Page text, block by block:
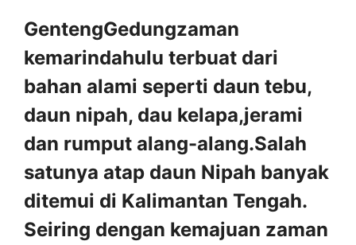
GentengGedungzaman
kemarindahulu terbuat dari
bahan alami seperti daun tebu,
daun nipah, dau kelapa,jerami
dan rumput alang-alang.Salah
satunya atap daun Nipah banyak
ditemui di Kalimantan Tengah.
Seiring dengan kemajuan zaman